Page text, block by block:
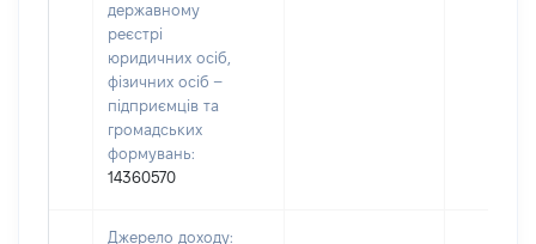
державному
реєстрі
юридичних осіб,
фізичних осіб –
підприємців та
громадських
формувань:
14360570
Джерело доходу: